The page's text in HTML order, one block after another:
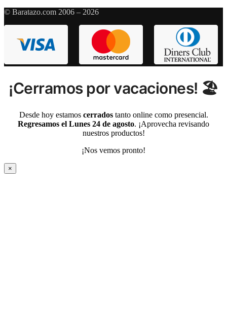
© Baratazo.com 2006 – 2026
¡Cerramos por vacaciones! 🏖️
Desde hoy estamos cerradostanto online como presencial.
Regresamos el Lunes 24 de agosto. ¡Aprovecha revisando
nuestros productos!
¡Nos vemos pronto!
×